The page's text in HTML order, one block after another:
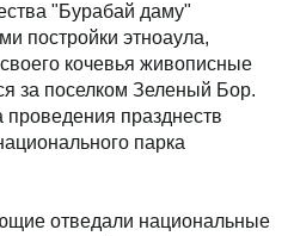
"Бурабай даму"
постройки этноаула,
кочевья живописные
за поселком Зеленый Бор.
проведения празднеств
парка
отведали национальные